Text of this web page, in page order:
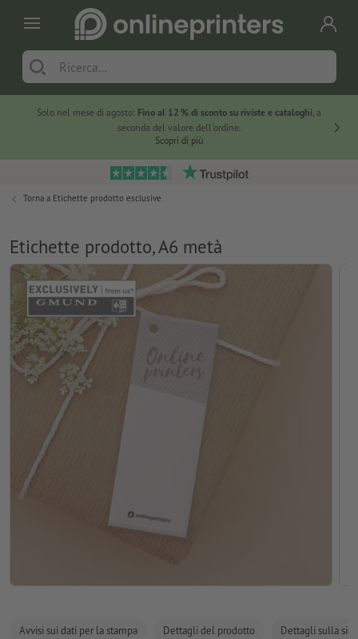
Solo nel mese di agosto: Fino al 12 % di sconto su riviste e cataloghi, a
seconda del valore dell'ordine.
Scopri di più
Torna a Etichette prodotto esclusive
Etichette prodotto, A6 metà
Avvisi sui dati per la stampa Dettagli del prodotto Dettagli sulla